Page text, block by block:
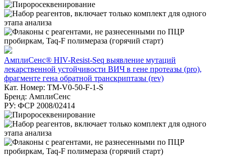
АмплиСенс® HIV-Resist-Seq выявление мутаций
лекарственной устойчивости ВИЧ в гене протеазы (pro),
фрагменте гена обратной транскриптазы (rev)
Кат. Номер: TM-V0-50-F-1-S
Бренд: АмплиСенс
РУ: ФСР 2008/02414